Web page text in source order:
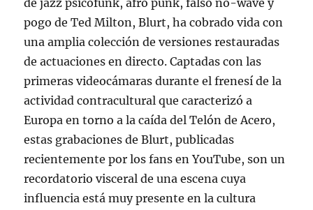
de jazz psicofunk, afro punk, falso no-wave y
pogo de Ted Milton, Blurt, ha cobrado vida con
una amplia colección de versiones restauradas
de actuaciones en directo. Captadas con las
primeras videocámaras durante el frenesí de la
actividad contracultural que caracterizó a
Europa en torno a la caída del Telón de Acero,
estas grabaciones de Blurt, publicadas
recientemente por los fans en YouTube, son un
recordatorio visceral de una escena cuya
influencia está muy presente en la cultura